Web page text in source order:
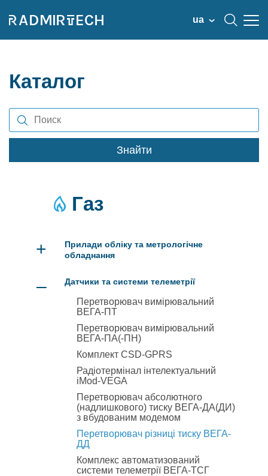
ua
Каталог
Знайти
Газ
– Датчики та системи телеметрії
Перетворювач вимірювальний
ВЕГА-ПТ
Перетворювач вимірювальний
ВЕГА-ПА(-ПН)
Комплект CSD-GPRS
Радіотермінал інтелектуальний
iMod-VEGA
Перетворювач абсолютного
(надлишкового) тиску ВЕГА-ДА(ДИ)
з вбудованим модемом
Перетворювач різниці тиску ВЕГА-
ДД
Комплекс автоматизований
системи телеметрії ВЕГА-ТСГ
+
Прилади обліку та метрологічне
обладнання